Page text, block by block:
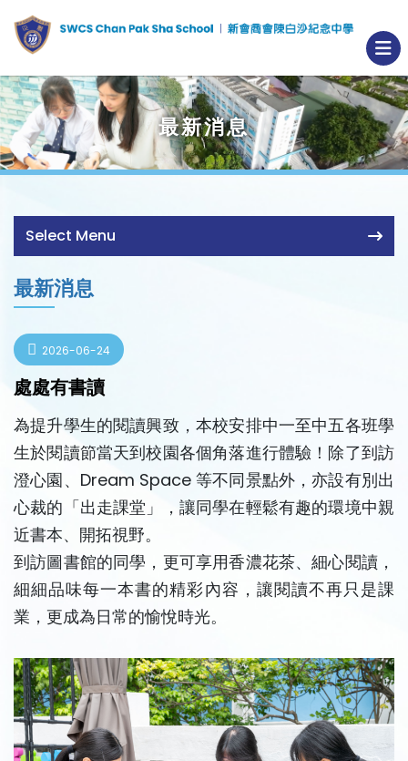
最新消息
Select Menu
最新消息
2026-06-24
處處有書讀
為提升學生的閱讀興致，本校安排中一至中五各班學
生於閱讀節當天到校園各個角落進行體驗！除了到訪
澄心園、Dream Space 等不同景點外，亦設有別出
心裁的「出走課堂」，讓同學在輕鬆有趣的環境中親
近書本、開拓視野。
到訪圖書館的同學，更可享用香濃花茶、細心閱讀，
細細品味每一本書的精彩內容，讓閱讀不再只是課
業，更成為日常的愉悅時光。